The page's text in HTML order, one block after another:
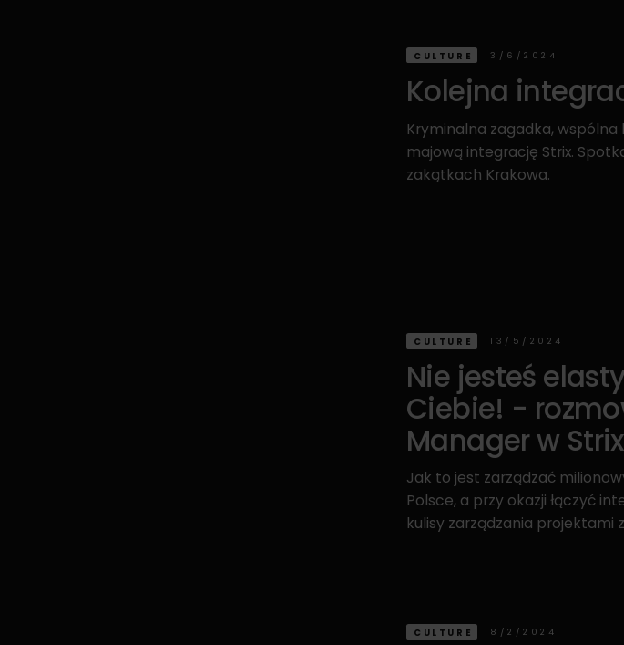
CULTURE 3/6/2024
Kolejna
Kryminalna zagadka,
majową integrację Strix.
zakątkach Krakowa.
CULTURE 13/5/2024
Nie jesteś
Ciebie! -
Manager w
Jak to jest zarządzać
Polsce, a przy okazji łączyć
kulisy zarządzania projektami
CULTURE 8/2/2024